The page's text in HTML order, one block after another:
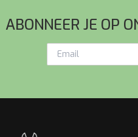
ABONNEER JE OP